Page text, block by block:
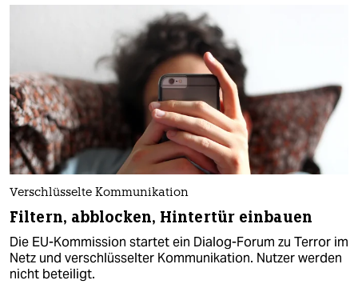
Verschlüsselte Kommunikation
Filtern, abblocken, Hintertür einbauen
Die EU-Kommission startet ein Dialog-Forum zu Terror im
Netz und verschlüsselter Kommunikation. Nutzer werden
nicht beteiligt.